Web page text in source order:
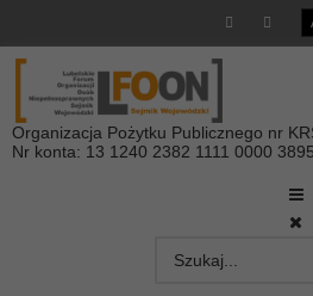
Organizacja Pożytku Publicznego nr
Nr konta: 13 1240 2382 1111 0000